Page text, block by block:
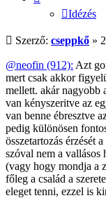
Idézés
Hozzászólás
Szerző: cseppkő »
@neofin (912): Azt
mert csak akkor
mellett. akár nagyobb
van kényszeritve az
van benne ébresztve
pedig különösen
összetartozás érzését
szóval nem a vallásos
(vagy hogy mondja a
főleg a család a
eleget tenni, ezzel is